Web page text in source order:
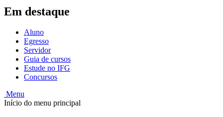
Em destaque
Aluno
Egresso
Servidor
Guia de cursos
Estude no IFG
Concursos
Menu
Início do menu principal